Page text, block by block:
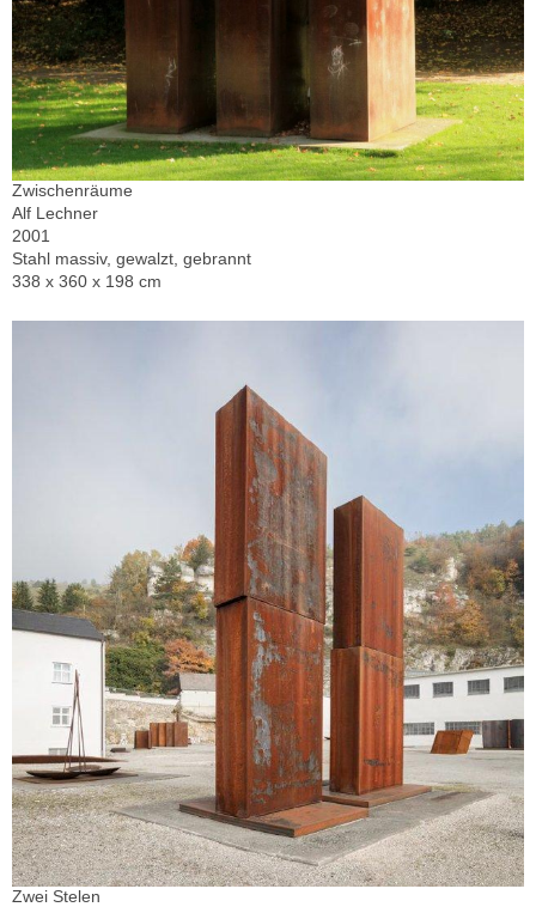
Zwischenräume
Alf Lechner
2001
Stahl massiv, gewalzt, gebrannt
338 x 360 x 198 cm
Zwei Stelen